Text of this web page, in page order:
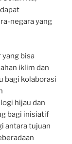
negara yang
yang bisa
iklim dan
bagi kolaborasi
hijau dan
bagi inisiatif
antara tujuan